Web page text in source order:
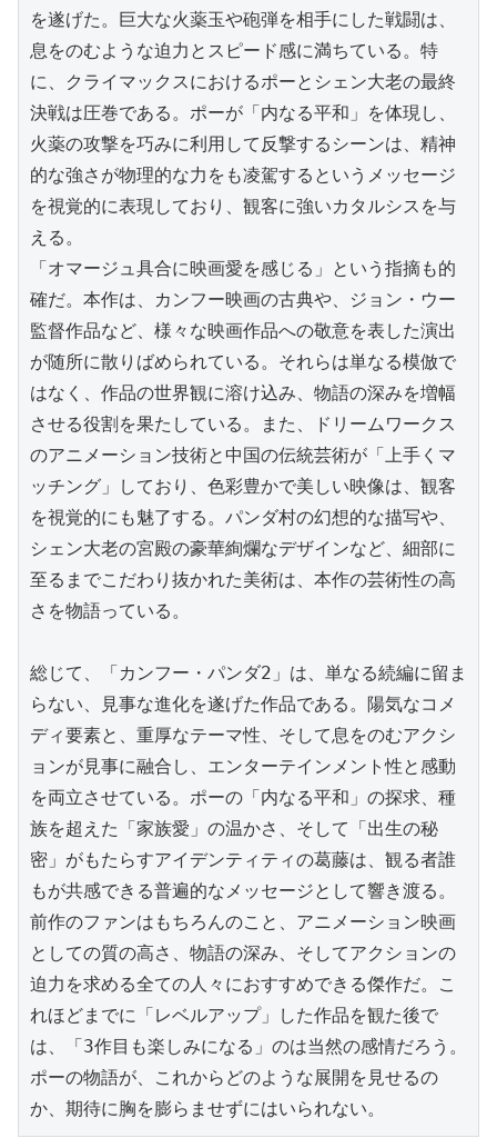
を遂げた。巨大な火薬玉や砲弾を相手にした戦闘は、
息をのむような迫力とスピード感に満ちている。特
に、クライマックスにおけるポーとシェン大老の最終
決戦は圧巻である。ポーが「内なる平和」を体現し、
火薬の攻撃を巧みに利用して反撃するシーンは、精神
的な強さが物理的な力をも凌駕するというメッセージ
を視覚的に表現しており、観客に強いカタルシスを与
える。
「オマージュ具合に映画愛を感じる」という指摘も的
確だ。本作は、カンフー映画の古典や、ジョン・ウー
監督作品など、様々な映画作品への敬意を表した演出
が随所に散りばめられている。それらは単なる模倣で
はなく、作品の世界観に溶け込み、物語の深みを増幅
させる役割を果たしている。また、ドリームワークス
のアニメーション技術と中国の伝統芸術が「上手くマ
ッチング」しており、色彩豊かで美しい映像は、観客
を視覚的にも魅了する。パンダ村の幻想的な描写や、
シェン大老の宮殿の豪華絢爛なデザインなど、細部に
至るまでこだわり抜かれた美術は、本作の芸術性の高
さを物語っている。
総じて、「カンフー・パンダ2」は、単なる続編に留ま
らない、見事な進化を遂げた作品である。陽気なコメ
ディ要素と、重厚なテーマ性、そして息をのむアクシ
ョンが見事に融合し、エンターテインメント性と感動
を両立させている。ポーの「内なる平和」の探求、種
族を超えた「家族愛」の温かさ、そして「出生の秘
密」がもたらすアイデンティティの葛藤は、観る者誰
もが共感できる普遍的なメッセージとして響き渡る。
前作のファンはもちろんのこと、アニメーション映画
としての質の高さ、物語の深み、そしてアクションの
迫力を求める全ての人々におすすめできる傑作だ。こ
れほどまでに「レベルアップ」した作品を観た後で
は、「3作目も楽しみになる」のは当然の感情だろう。
ポーの物語が、これからどのような展開を見せるの
か、期待に胸を膨らませずにはいられない。